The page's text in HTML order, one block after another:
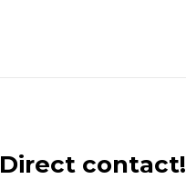
Direct contact!